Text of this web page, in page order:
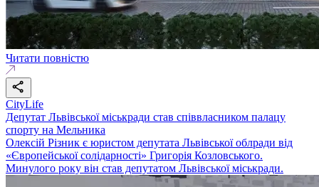
Читати повністю
CityLife
Депутат Львівської міськради став співвласником палацу
спорту на Мельника
Олексій Різник є юристом депутата Львівської облради від
«Європейської солідарності» Григорія Козловського.
Минулого року він став депутатом Львівської міськради.